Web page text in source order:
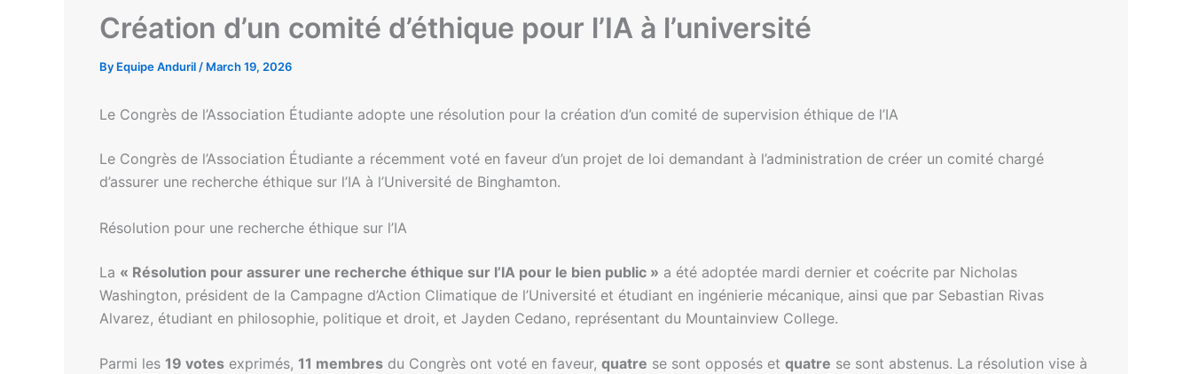
Création d’un comité d’éthique pour l’IA à l’université
By Equipe Anduril / March 19, 2026
Le Congrès de l’Association Étudiante adopte une résolution pour la création d’un comité de supervision éthique de l’IA
Le Congrès de l’Association Étudiante a récemment voté en faveur d’un projet de loi demandant à l’administration de créer un comité chargé
d’assurer une recherche éthique sur l’IA à l’Université de Binghamton.
Résolution pour une recherche éthique sur l’IA
La « Résolution pour assurer une recherche éthique sur l’IA pour le bien public » a été adoptée mardi dernier et coécrite par Nicholas
Washington, président de la Campagne d’Action Climatique de l’Université et étudiant en ingénierie mécanique, ainsi que par Sebastian Rivas
Alvarez, étudiant en philosophie, politique et droit, et Jayden Cedano, représentant du Mountainview College.
Parmi les 19 votes exprimés, 11 membres du Congrès ont voté en faveur, quatre se sont opposés et quatre se sont abstenus. La résolution vise à